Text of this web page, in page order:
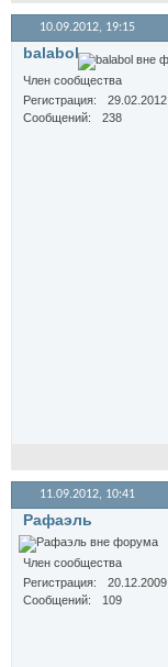
10.09.2012, 19:15
balabol
Член сообщества
Регистрация
29.02.2012
Сообщений
238
11.09.2012, 10:41
Рафаэль
Член сообщества
Регистрация
20.12.2009
Сообщений
109